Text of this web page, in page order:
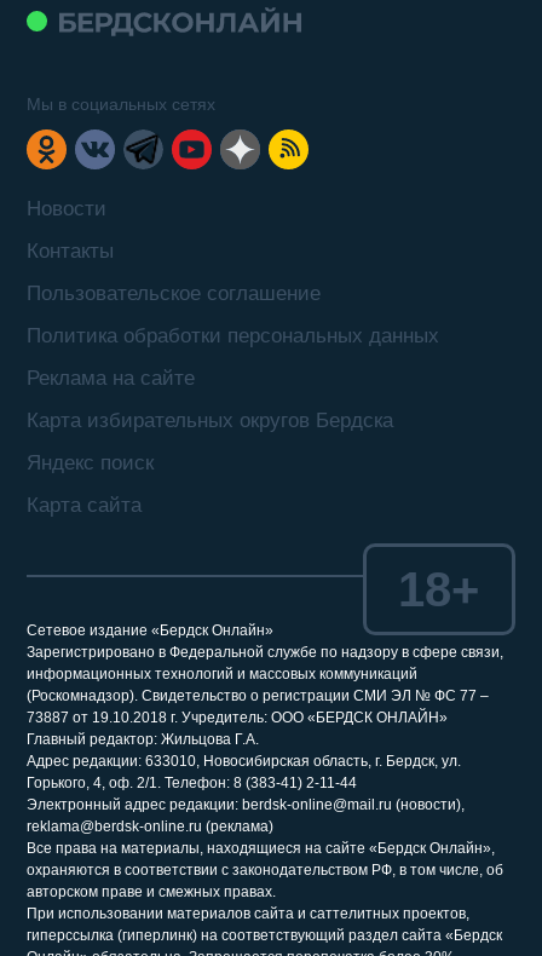
Новости
Контакты
Пользовательское соглашение
Политика обработки персональных данных
Реклама на сайте
Карта избирательных округов Бердска
Яндекс поиск
Карта сайта
Мы в социальных сетях
Сетевое издание «Бердск Онлайн»
Зарегистрировано в Федеральной службе по надзору в сфере связи,
информационных технологий и массовых коммуникаций
(Роскомнадзор). Свидетельство о регистрации СМИ ЭЛ № ФС 77 –
73887 от 19.10.2018 г. Учредитель: ООО «БЕРДСК ОНЛАЙН»
Главный редактор: Жильцова Г.А.
Адрес редакции: 633010, Новосибирская область, г. Бердск, ул.
Горького, 4, оф. 2/1. Телефон: 8 (383-41) 2-11-44
Электронный адрес редакции: berdsk-online@mail.ru (новости),
reklama@berdsk-online.ru (реклама)
Все права на материалы, находящиеся на сайте «Бердск Онлайн»,
охраняются в соответствии с законодательством РФ, в том числе, об
авторском праве и смежных правах.
При использовании материалов сайта и саттелитных проектов,
гиперссылка (гиперлинк) на соответствующий раздел сайта «Бердск
18+